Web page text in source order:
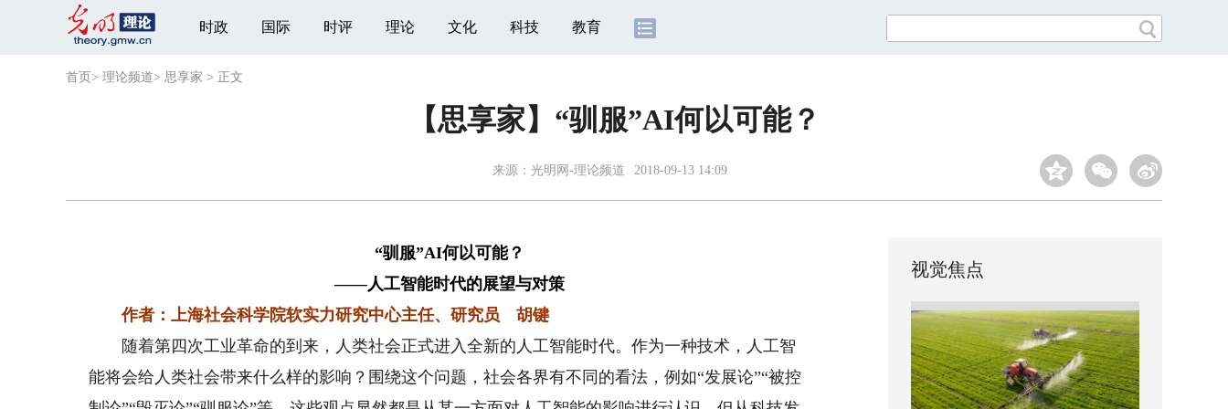
时政 国际 时评 理论 文化 科技 教育
首页 > 理论频道> 思享家 > 正文
【思享家】“驯服”AI何以可能？
来源：光明网-理论频道 2018-09-13 14:09
“驯服”AI何以可能？
——人工智能时代的展望与对策
作者：上海社会科学院软实力研究中心主任、研究员 胡键
随着第四次工业革命的到来，人类社会正式进入全新的人工智能时代。作为一种技术，人工智
能将会给人类社会带来什么样的影响？围绕这个问题，社会各界有不同的看法，例如“发展论”“被控
视觉焦点